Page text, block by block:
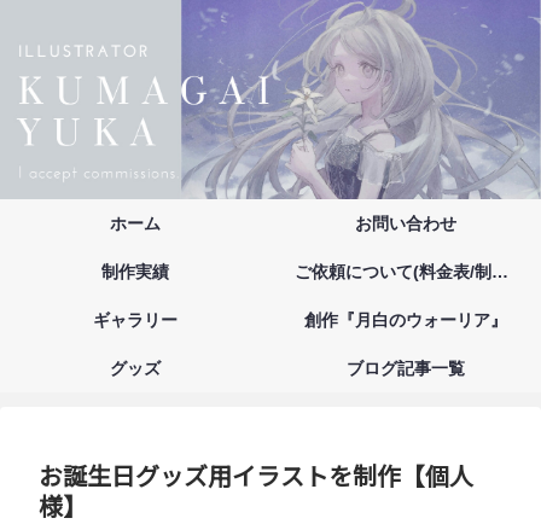
ホーム お問い合わせ
制作実績 ご依頼について(料金表/制作の流れ/注意事項/お支払い方法)
ギャラリー 創作『月白のウォーリア』
グッズ ブログ記事一覧
お誕生日グッズ用イラストを制作【個人
様】